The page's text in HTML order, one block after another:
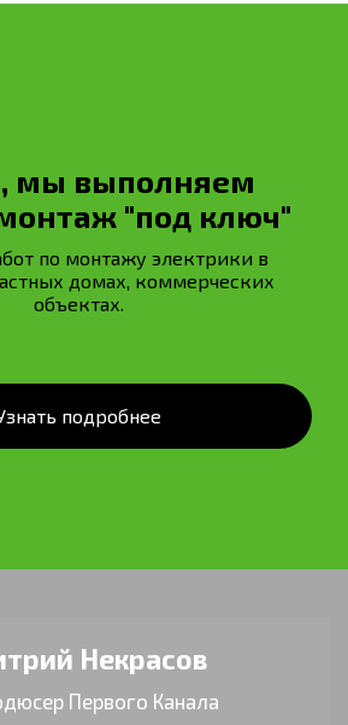
мы выполняем
"под ключ"
по монтажу электрики в
домах, коммерческих
объектах.
подробнее
Некрасов
Первого Канала